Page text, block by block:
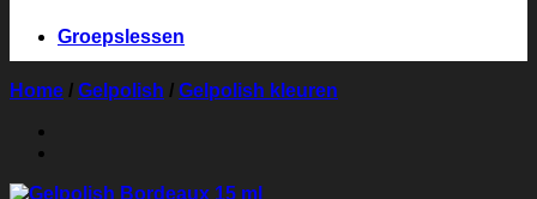
Groepslessen
Home / Gelpolish / Gelpolish kleuren